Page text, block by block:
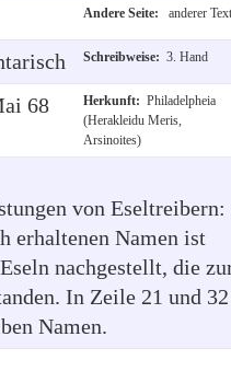
Andere Seite: anderer Text
Schreibweise: 3. Hand
68
Herkunft: Philadelpheia
(Herakleidu Meris,
Arsinoites)
von Eseltreibern:
erhaltenen Namen ist
nachgestellt, die
In Zeile 21 und 32
Namen.